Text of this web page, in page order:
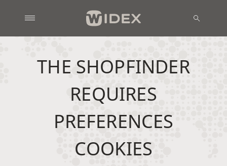
THE SHOPFINDER
REQUIRES
PREFERENCES
COOKIES